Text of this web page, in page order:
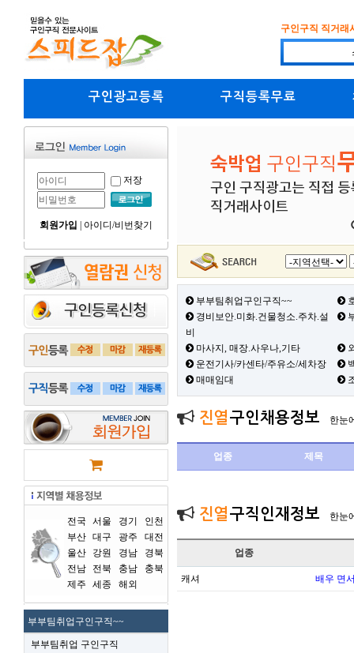
구인구직 직거래
구인광고등록 구직등록무료
저장
회원가입 아이디/비번찾기
전국 서울 경기
인천
부산 대구 광주
대전
울산
강원 경남
경북
전남
전북 충남
충북
제주
세종 해외
부부팀취업구인구직~~
부부팀취업 구인구직
부부팀취업구인구직~~
경비보안.미화.건물청소.주차.설
비
마사지, 매장.사우나,기타
운전기사/카센타/주유소/세차장
매매임대
진열 구인채용정보 한눈
업종 제목
진열 구직인재정보 한눈
업종
캐셔 배우 면